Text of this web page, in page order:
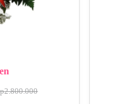
2.800.000